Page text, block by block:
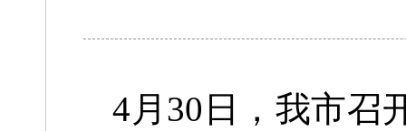
4月30日， 我市召